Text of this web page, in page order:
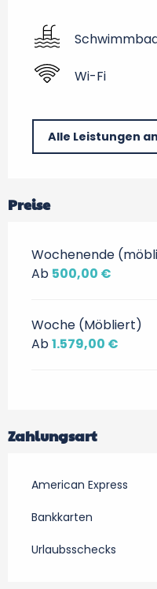
Wi-Fi
Alle Leistungen
Preise
Wochenende
Ab 500,00 €
Woche (Möbliert)
Ab1.579,00 €
Zahlungsart
American Express
Bankkarten
Urlaubsschecks